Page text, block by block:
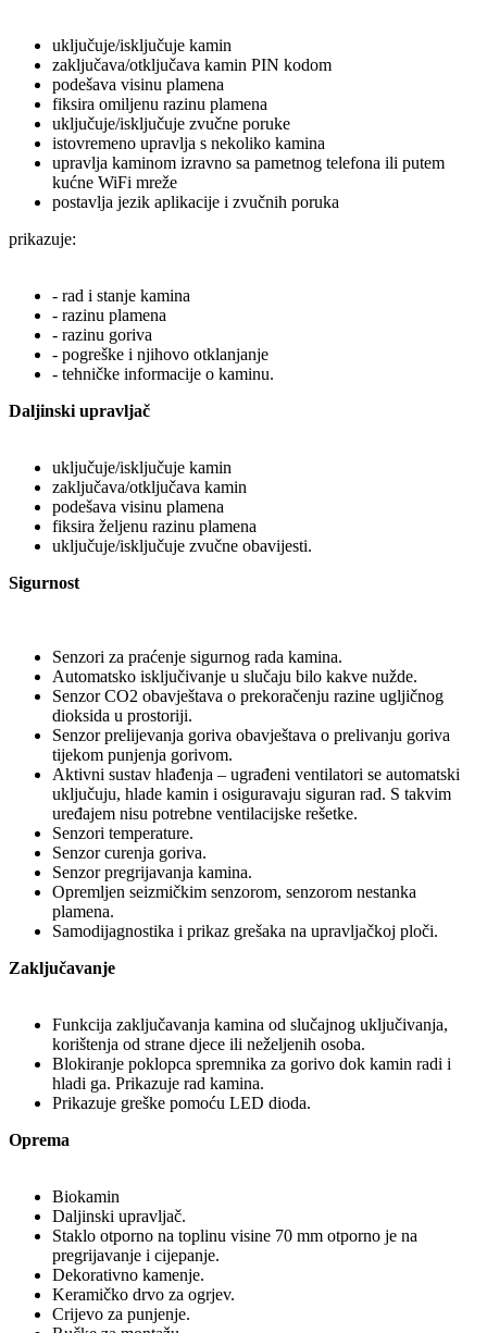
uključuje/isključuje kamin
zaključava/otključava kamin PIN kodom
podešava visinu plamena
fiksira omiljenu razinu plamena
uključuje/isključuje zvučne poruke
istovremeno upravlja s nekoliko kamina
upravlja kaminom izravno sa pametnog telefona ili putem
kućne WiFi mreže
postavlja jezik aplikacije i zvučnih poruka
prikazuje:
- rad i stanje kamina
- razinu plamena
- razinu goriva
- pogreške i njihovo otklanjanje
- tehničke informacije o kaminu.
Daljinski upravljač
uključuje/isključuje kamin
zaključava/otključava kamin
podešava visinu plamena
fiksira željenu razinu plamena
uključuje/isključuje zvučne obavijesti.
Sigurnost
Senzori za praćenje sigurnog rada kamina.
Automatsko isključivanje u slučaju bilo kakve nužde.
Senzor CO2 obavještava o prekoračenju razine ugljičnog
dioksida u prostoriji.
Senzor prelijevanja goriva obavještava o prelivanju goriva
tijekom punjenja gorivom.
Aktivni sustav hlađenja – ugrađeni ventilatori se automatski
uključuju, hlade kamin i osiguravaju siguran rad. S takvim
uređajem nisu potrebne ventilacijske rešetke.
Senzori temperature.
Senzor curenja goriva.
Senzor pregrijavanja kamina.
Opremljen seizmičkim senzorom, senzorom nestanka
plamena.
Samodijagnostika i prikaz grešaka na upravljačkoj ploči.
Zaključavanje
Funkcija zaključavanja kamina od slučajnog uključivanja,
korištenja od strane djece ili neželjenih osoba.
Blokiranje poklopca spremnika za gorivo dok kamin radi i
hladi ga. Prikazuje rad kamina.
Prikazuje greške pomoću LED dioda.
Oprema
Biokamin
Daljinski upravljač.
Staklo otporno na toplinu visine 70 mm otporno je na
pregrijavanje i cijepanje.
Dekorativno kamenje.
Keramičko drvo za ogrjev.
Crijevo za punjenje.